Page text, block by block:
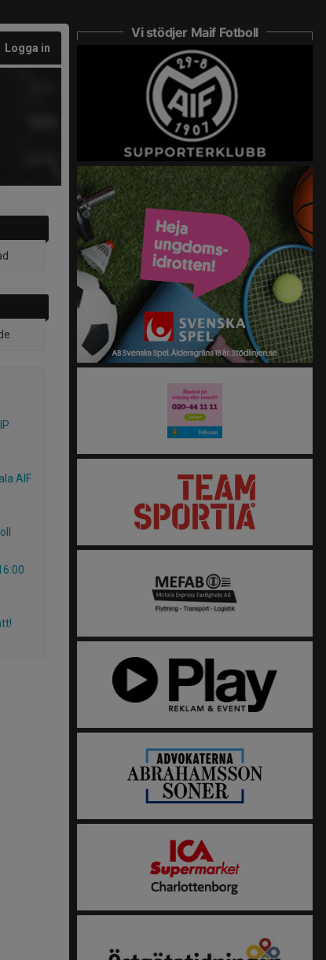
Logga in
AIF
Vi stödjer Maif Fotboll